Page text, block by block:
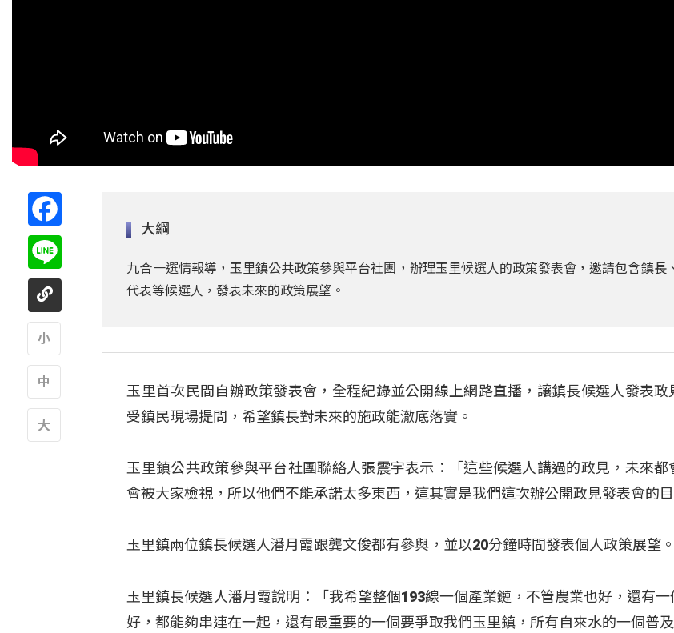
大綱
九合一選情報導，玉里鎮公共政策參與平台社團，辦理玉里候選人的政策發表會，邀請包含鎮長
代表等候選人，發表未來的政策展望。
玉里首次民間自辦政策發表會，全程紀錄並公開線上網路直播，讓鎮長候選人發表政
受鎮民現場提問，希望鎮長對未來的施政能澈底落實。
玉里鎮公共政策參與平台社團聯絡人張震宇表示：「這些候選人講過的政見，未來都
會被大家檢視，所以他們不能承諾太多東西，這其實是我們這次辦公開政見發表會的目
玉里鎮兩位鎮長候選人潘月霞跟龔文俊都有參與，並以20分鐘時間發表個人政策展望。
玉里鎮長候選人潘月霞說明：「我希望整個193線一個產業鏈，不管農業也好，還有
好，都能夠串連在一起，還有最重要的一個要爭取我們玉里鎮，所有自來水的一個普及